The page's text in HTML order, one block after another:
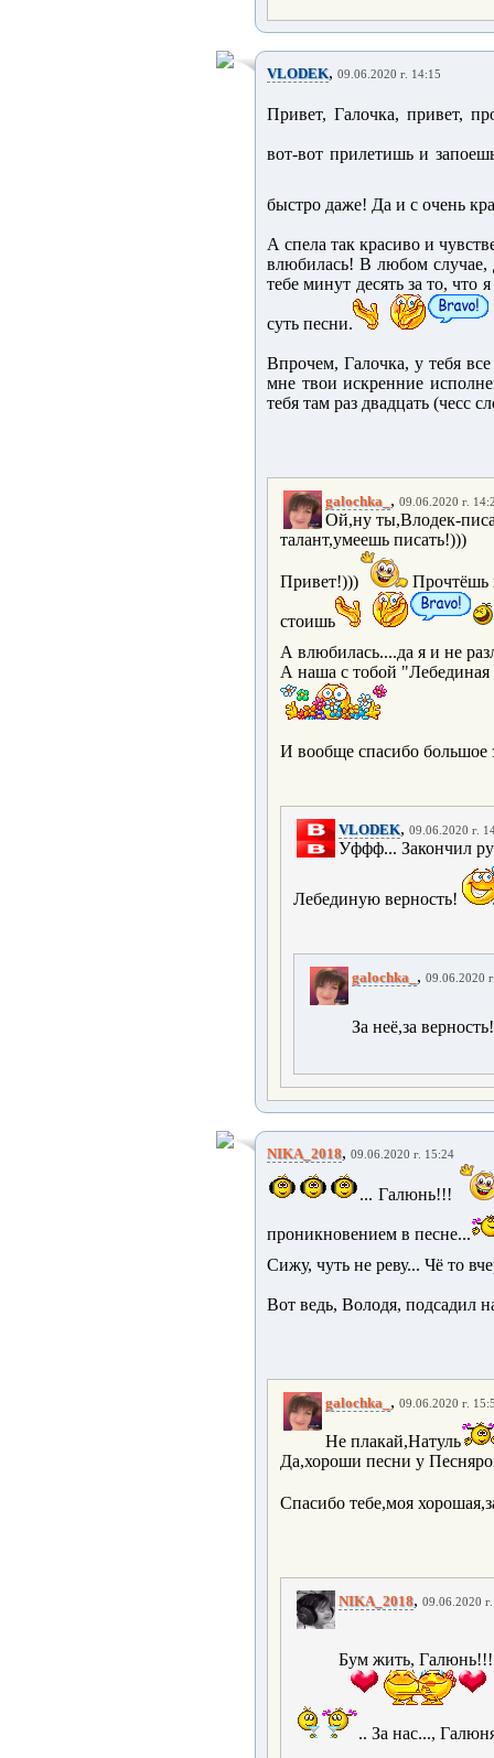
VLODEK, 09.06.2020 г. 14:15
Привет, Галочка, привет,
вот-вот прилетишь и
быстро даже! Да и с очень
А спела так красиво и
влюбилась! В любом случае,
тебе минут десять за то,
суть песни.
Впрочем, Галочка, у тебя
мне твои искренние
тебя там раз двадцать (чесс
galochka_ , 09.06.2020 г.
Ой,ну ты,Влодек-
талант,умеешь писать!)))
Привет!))) Прочтёшь
стоишь
А влюбилась....да я и не
А наша с тобой "Лебединая
И вообще спасибо большое
VLODEK, 09.06.2020 г.
Уффф... Закончил
Лебединую верность!
galochka_ , 09.06.2020
За неё,за верность!
NIKA_2018, 09.06.2020 г. 15:24
... Галюнь!!!
проникновением в песне...
Сижу, чуть не реву... Чё то
Вот ведь, Володя, подсадил
galochka_ , 09.06.2020 г.
Не плакай,Натуль
Да,хороши песни у
Спасибо тебе,моя
NIKA_2018, 09.06.2020
Бум жить,
.. За нас...,